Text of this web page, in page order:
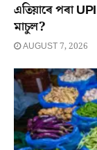
এতিয়াৰে পৰা
মাচুল?
AUGUST 7, 2026